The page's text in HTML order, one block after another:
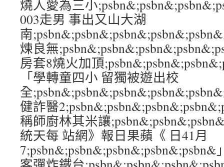
燒人愛為三小
003走男 事出又山大湖
南
煉良無
房套8燒火加頂
「學轉童四小 留獨被遊出校
全
健詐醫
稱師廚林其米讓
統天每 站網》報日果蘋《 日41月